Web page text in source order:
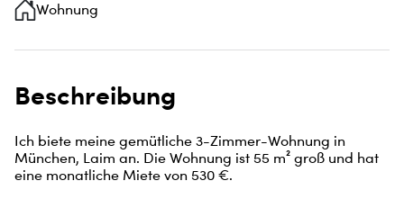
Wohnung
Beschreibung
Ich biete meine gemütliche 3-Zimmer-Wohnung in
München, Laim an. Die Wohnung ist 55 m² groß und hat
eine monatliche Miete von 530 €.